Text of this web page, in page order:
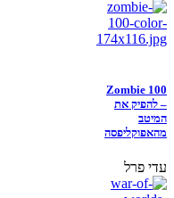
Zombie 100
– להפיק את
המיטב
מהאפוקליפסה
עדי פרל